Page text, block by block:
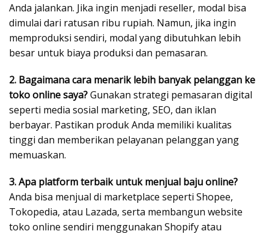
Anda jalankan. Jika ingin menjadi reseller, modal bisa
dimulai dari ratusan ribu rupiah. Namun, jika ingin
memproduksi sendiri, modal yang dibutuhkan lebih
besar untuk biaya produksi dan pemasaran.
2. Bagaimana cara menarik lebih banyak pelanggan ke
toko online saya?Gunakan strategi pemasaran digital
seperti media sosial marketing, SEO, dan iklan
berbayar. Pastikan produk Anda memiliki kualitas
tinggi dan memberikan pelayanan pelanggan yang
memuaskan.
3. Apa platform terbaik untuk menjual baju online?
Anda bisa menjual di marketplace seperti Shopee,
Tokopedia, atau Lazada, serta membangun website
toko online sendiri menggunakan Shopify atau